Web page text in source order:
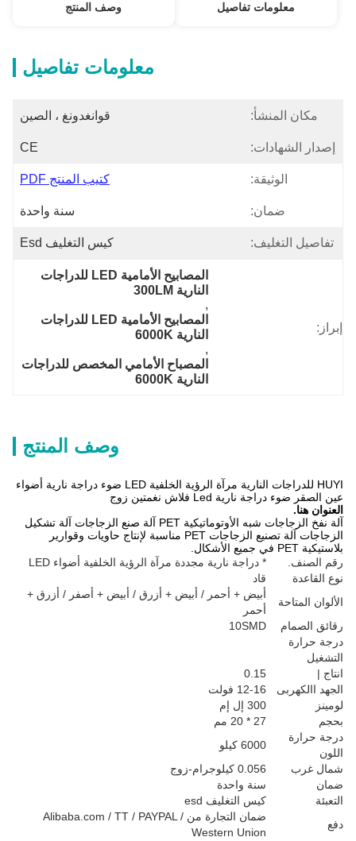
معلومات تفاصيل وصف المنتج
معلومات تفاصيل
مكان المنشأ: قوانغدونغ ، الصين
إصدار الشهادات: CE
الوثيقة: كتيب المنتج PDF
ضمان: سنة واحدة
تفاصيل التغليف: كيس التغليف Esd
إبراز:
المصابيح الأمامية LED للدراجات
النارية 300LM
,
المصابيح الأمامية LED للدراجات
النارية 6000K
,
المصباح الأمامي المخصص للدراجات
النارية 6000K
وصف المنتج
HUYI للدراجات النارية مرآة الرؤية الخلفية LED ضوء دراجة نارية أضواء
عين الصقر ضوء دراجة نارية Led فلاش نغمتين زوج
العنوان هنا.
آلة نفخ الزجاجات شبه الأوتوماتيكية PET آلة صنع الزجاجات آلة تشكيل
الزجاجات آلة تصنيع الزجاجات PET مناسبة لإنتاج حاويات وقوارير
بلاستيكية PET في جميع الأشكال.
رقم الصنف.
* دراجة نارية مجددة مرآة الرؤية الخلفية أضواء LED
نوع القاعدة
قاد
الألوان المتاحة
أبيض + أحمر / أبيض + أزرق / أبيض + أصفر / أزرق +
أحمر
رقائق الصمام
10SMD
درجة حرارة
التشغيل
انتاج |
0.15
الجهد االكهربى
12-16 فولت
لومينز
300 إل إم
بحجم
27 * 20 مم
درجة حرارة
اللون
6000 كيلو
شمال غرب
0.056 كيلوجرام-زوج
ضمان
سنة واحدة
التعبئة
كيس التغليف esd
دفع
ضمان التجارة من Alibaba.com / TT / PAYPAL /
Western Union